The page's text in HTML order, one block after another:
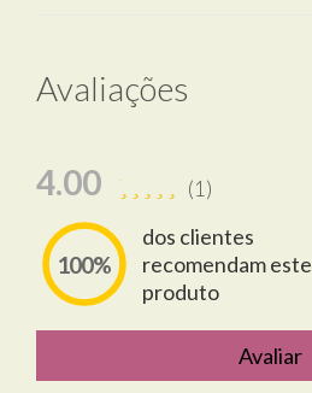
Avaliações
4.00 (1)
100%
dos clientes
recomendam este
produto
Avaliar